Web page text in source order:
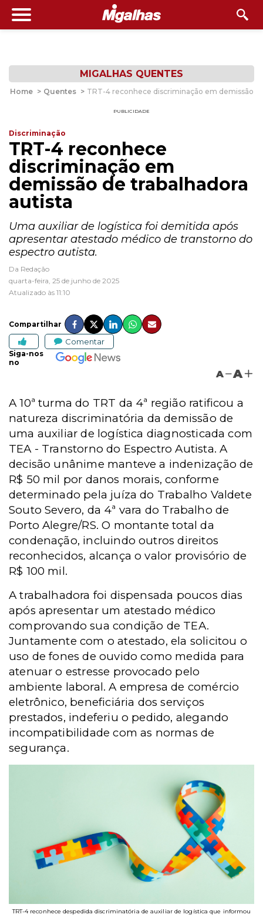
MIGALHAS QUENTES
Home > Quentes > TRT-4 reconhece discriminação em demissão
PUBLICIDADE
Discriminação
TRT-4 reconhece
discriminação em
demissão de trabalhadora
autista
Uma auxiliar de logística foi demitida após
apresentar atestado médico de transtorno do
espectro autista.
Da Redação
quarta-feira, 25 de junho de 2025
Atualizado às 11:10
Compartilhar
Comentar
Siga-nos
no
A A
A 10ª turma do TRT da 4ª região ratificou a
natureza discriminatória da demissão de
uma auxiliar de logística diagnosticada com
TEA - Transtorno do Espectro Autista. A
decisão unânime manteve a indenização de
R$ 50 mil por danos morais, conforme
determinado pela juíza do Trabalho Valdete
Souto Severo, da 4ª vara do Trabalho de
Porto Alegre/RS. O montante total da
condenação, incluindo outros direitos
reconhecidos, alcança o valor provisório de
R$ 100 mil.
A trabalhadora foi dispensada poucos dias
após apresentar um atestado médico
comprovando sua condição de TEA.
Juntamente com o atestado, ela solicitou o
uso de fones de ouvido como medida para
atenuar o estresse provocado pelo
ambiente laboral. A empresa de comércio
eletrônico, beneficiária dos serviços
prestados, indeferiu o pedido, alegando
incompatibilidade com as normas de
segurança.
TRT-4 reconhece despedida discriminatória de auxiliar de logística que informou